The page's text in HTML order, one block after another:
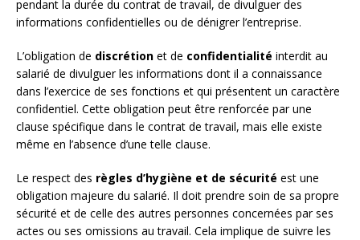
pendant la durée du contrat de travail, de divulguer des
informations confidentielles ou de dénigrer l’entreprise.
L’obligation de discrétion et de confidentialité interdit au
salarié de divulguer les informations dont il a connaissance
dans l’exercice de ses fonctions et qui présentent un caractère
confidentiel. Cette obligation peut être renforcée par une
clause spécifique dans le contrat de travail, mais elle existe
même en l’absence d’une telle clause.
Le respect des règles d’hygiène et de sécurité est une
obligation majeure du salarié. Il doit prendre soin de sa propre
sécurité et de celle des autres personnes concernées par ses
actes ou ses omissions au travail. Cela implique de suivre les